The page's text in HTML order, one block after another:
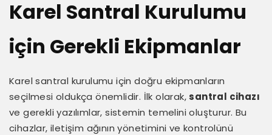
Karel Santral Kurulumu
için Gerekli Ekipmanlar
Karel santral kurulumu için doğru ekipmanların
seçilmesi oldukça önemlidir. İlk olarak, santral cihazı
ve gerekli yazılımlar, sistemin temelini oluşturur. Bu
cihazlar, iletişim ağının yönetimini ve kontrolünü